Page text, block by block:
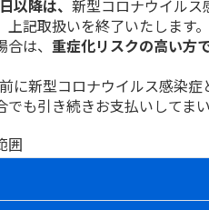
以降は、 新型コロナウイル
上記取扱いを終了いたします
は、 重症化リスクの高い方
に新型コロナウイルス感染
も引き続きお支払いしてまい
囲